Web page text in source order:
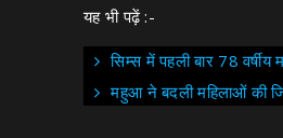
यह भी पढ़ें :-
सिम्स में पहली बार 78
महुआ ने बदली महिलाओं की